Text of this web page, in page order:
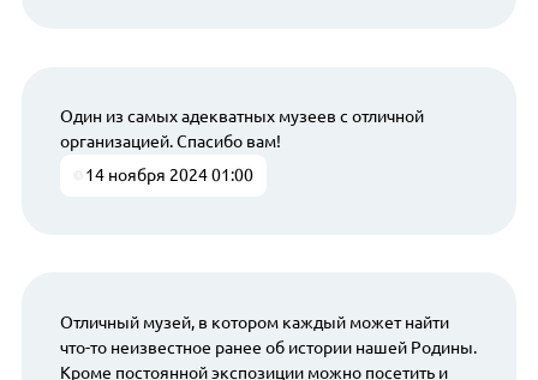
Один из самых адекватных музеев с отличной
организацией. Спасибо вам!
14 ноября 2024 01:00
Отличный музей, в котором каждый может найти
что-то неизвестное ранее об истории нашей Родины.
Кроме постоянной экспозиции можно посетить и